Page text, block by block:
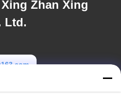
Zhan Xing
Ltd.